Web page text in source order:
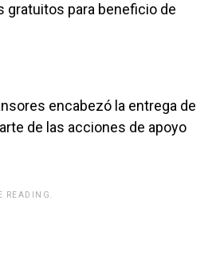
gratuitos para beneficio de
encabezó la entrega de
de las acciones de apoyo
READING.